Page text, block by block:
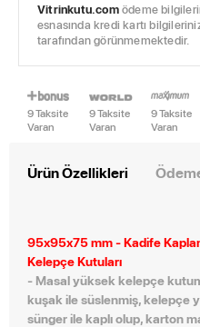
Vitrinkutu.comödeme
esnasında kredi kartı
tarafından görünmemektedir.
9 Taksite
Varan
9 Taksite
Varan
9 Taksite
Varan
Ürün Özellikleri
95x95x75 mm - Kadife
Kelepçe Kutuları
- Masal yüksek kelepçe
kuşak ile süslenmiş, kelepçe
sünger ile kaplı olup, karton